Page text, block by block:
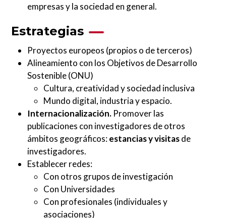
empresas y la sociedad en general.
Estrategias
Proyectos europeos (propios o de terceros)
Alineamiento con los Objetivos de Desarrollo
Sostenible (ONU)
Cultura, creatividad y sociedad inclusiva
Mundo digital, industria y espacio.
Internacionalización. Promover las
publicaciones con investigadores de otros
ámbitos geográficos:estancias y visitasde
investigadores.
Establecer redes:
Con otros grupos de investigación
Con Universidades
Con profesionales (individuales y
asociaciones)